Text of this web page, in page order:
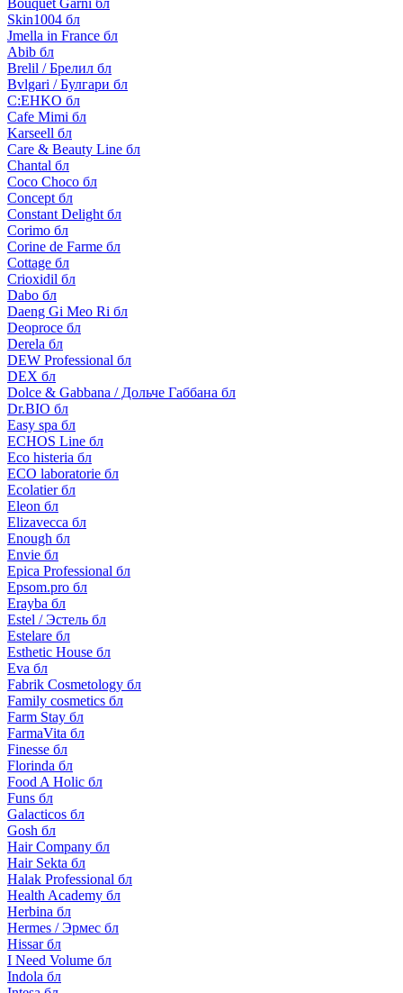
Bouquet Garni бл
Skin1004 бл
Jmella in France бл
Abib бл
Brelil / Брелил бл
Bvlgari / Булгари бл
C:EHKO бл
Cafe Mimi бл
Karseell бл
Care & Beauty Line бл
Chantal бл
Coco Choco бл
Concept бл
Constant Delight бл
Corimo бл
Corine de Farme бл
Cottage бл
Crioxidil бл
Dabo бл
Daeng Gi Meo Ri бл
Deoproce бл
Derela бл
DEW Professional бл
DEX бл
Dolce & Gabbana / Дольче Габбана бл
Dr.BIO бл
Easy spa бл
ECHOS Line бл
Eco histeria бл
ECO laboratorie бл
Ecolatier бл
Eleon бл
Elizavecca бл
Enough бл
Envie бл
Epica Professional бл
Epsom.pro бл
Erayba бл
Estel / Эстель бл
Estelare бл
Esthetic House бл
Eva бл
Fabrik Cosmetology бл
Family cosmetics бл
Farm Stay бл
FarmaVita бл
Finesse бл
Florinda бл
Food A Holic бл
Funs бл
Galacticos бл
Gosh бл
Hair Company бл
Hair Sekta бл
Halak Professional бл
Health Academy бл
Herbina бл
Hermes / Эрмес бл
Hissar бл
I Need Volume бл
Indola бл